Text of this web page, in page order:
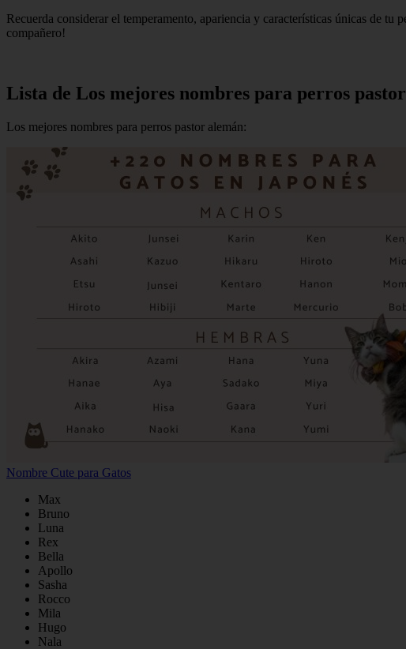
Recuerda considerar el temperamento, apariencia y características únicas de
compañero!
Lista de Los mejores nombres para perros
Los mejores nombres para perros pastor alemán:
Nombre Cute para Gatos
Max
Bruno
Luna
Rex
Bella
Apollo
Sasha
Rocco
Mila
Hugo
Nala